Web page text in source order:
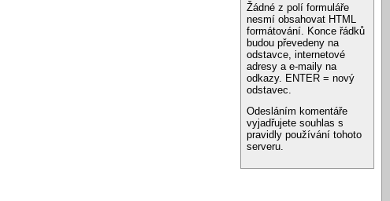
Žádné z polí formuláře
nesmí obsahovat HTML
formátování. Konce řádků
budou převedeny na
odstavce, internetové
adresy a e-maily na
odkazy. ENTER = nový
odstavec.
Odesláním komentáře
vyjadřujete souhlas s
pravidly používání tohoto
serveru.